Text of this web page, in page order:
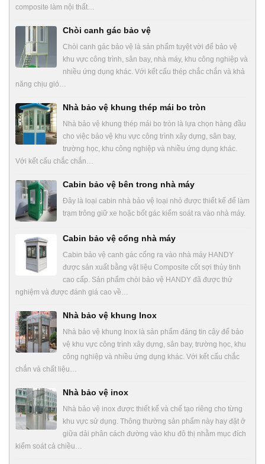
composite làm nội thất…
Chòi canh gác bảo vệ
Chòi canh gác bảo vệ là sản phẩm tuyệt vời để bảo vệ
khu vực công trình, sân bay, nhà máy, khu công nghiệp và
nhiều ứng dụng khác. Với kết cấu thép chắc chắn và khả
năng chịu gió…
Nhà bảo vệ khung thép mái bo tròn
Nhà bảo vệ khung thép mái bo tròn là lựa chọn hàng đầu
cho việc bảo vệ khu vực công trình xây dựng, sân bay,
trường học, khu công nghiệp và nhiều ứng dụng khác.
Với kết cấu chắc chắn…
Cabin bảo vệ bên trong nhà máy
Đây là loại cabin nhà bảo vệ loại nhỏ được thiết kế để làm
trạm trông giữ xe hoặc bốt gác kiểm soát ra vào nhà máy.
Cabin bảo vệ cổng nhà máy
Cabin bảo vệ canh gác cổng ra vào nhà máy HANDY
được sản xuất bằng vật liệu Composite cốt sợi thủy tinh
cao cấp. Sản phẩm chòi bảo vệ HANDY đã được thử
nghiệm và được đánh giá cao về…
Nhà bảo vệ khung Inox
Nhà bảo vệ khung Inox là sản phẩm đáng tin cậy để bảo
vệ khu vực công trình xây dựng, sân bay, trường học, khu
công nghiệp và nhiều ứng dụng khác. Với kết cấu chắc
chắn và chất liệu…
Nhà bảo vệ inox
Nhà bảo vệ inox được thiết kế và chế tạo riêng cho từng
khu vực sử dụng. Thông thường sản phẩm này hay đặt ở
giữa dải phân cách đường vào khu đô thị nhằm mục đích
kiểm soát cả chiều…